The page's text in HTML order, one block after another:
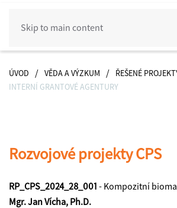
Skip to main content
ÚVOD VĚDA A VÝZKUM ŘEŠENÉ
INTERNÍ GRANTOVÉ AGENTURY
Rozvojové projekty CPS
RP_CPS_2024_28_001 - Kompozitní
Mgr. Jan Vícha, Ph.D.